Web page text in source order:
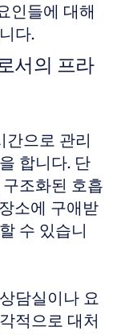
인들에 대해
다.
서의 프라
간으로 관리
합니다. 단
조화된 호흡
소에 구애받
수 있습니
담실이나 요
적으로 대처